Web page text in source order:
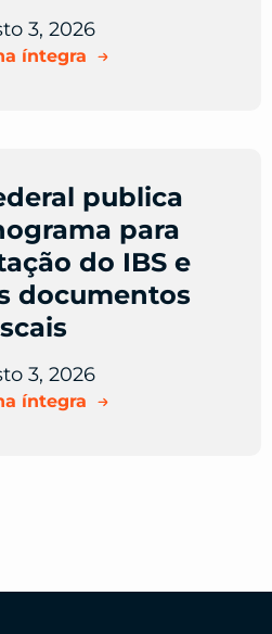
3, 2026
íntegra
publica
para
do IBS e
documentos
3, 2026
íntegra